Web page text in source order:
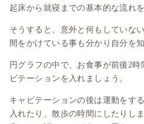
起床から就寝までの基本的な流れ
そうすると、意外と何もしていな
間をかけている事も分かり自分を
円グラフの中で、お食事が前後2
ビテーションを入れましょう。
キャビテーションの後は運動をす
入れたり、散歩の時間にしたりしま